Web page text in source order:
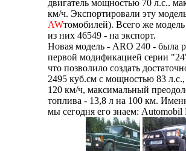
двигатель мощностью 70 л.с..
км/ч. Экспортировали эту
AWтомобилей). Всего же
из них 46549 - на экспорт.
Новая модель - ARO 240 - была
первой модификацией серии
что позволило создать
2495 куб.см с мощностью 83
120 км/ч, максимальный
топлива - 13,8 л на 100 км.
мы сегодня его знаем: